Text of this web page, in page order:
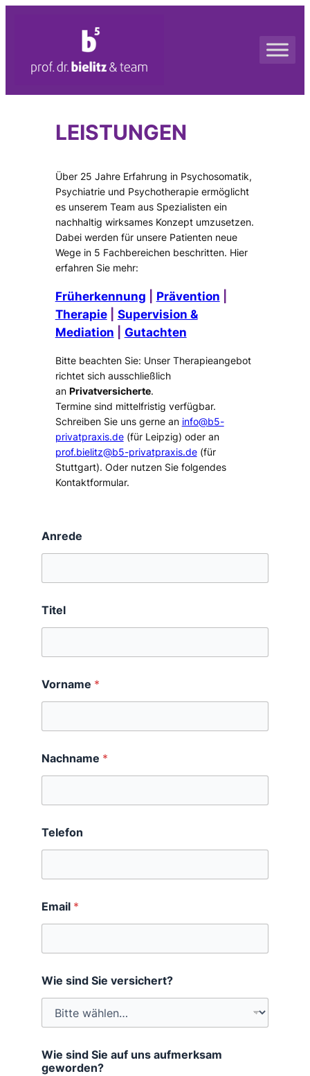
LEISTUNGEN
Über 25 Jahre Erfahrung in Psychosomatik,
Psychiatrie und Psychotherapie ermöglicht
es unserem Team aus Spezialisten ein
nachhaltig wirksames Konzept umzusetzen.
Dabei werden für unsere Patienten neue
Wege in 5 Fachbereichen beschritten. Hier
erfahren Sie mehr:
Früherkennung Prävention
Therapie|
Supervision &
Mediation
Gutachten
Bitte beachten Sie: Unser Therapieangebot
richtet sich ausschließlich
an Privatversicherte.
Termine sind mittelfristig verfügbar.
Schreiben Sie uns gerne an info@b5-
privatpraxis.de(für Leipzig) oder an
prof.bielitz@b5-privatpraxis.de(für
Stuttgart). Oder nutzen Sie folgendes
Kontaktformular.
Anrede
Titel
Vorname *
Nachname *
n
*
Telefon
Email *
Wie sind Sie versichert?
Wie sind Sie auf uns aufmerksam
geworden?